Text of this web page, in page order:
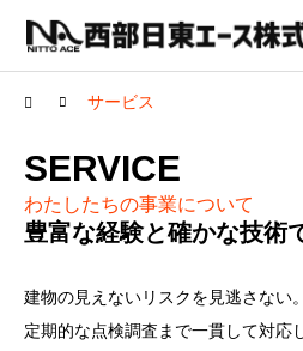
サービス
SERVICE
わたしたちの事業について
豊富な経験と確かな技術
建物の見えないリスクを見逃さない
定期的な点検調査まで一貫して対応